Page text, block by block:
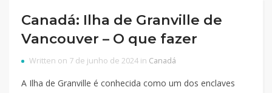
Canadá: Ilha de Granville de
Vancouver – O que fazer
Written on 7 de junho de 2024 in Canadá
A Ilha de Granville é conhecida como um dos enclaves